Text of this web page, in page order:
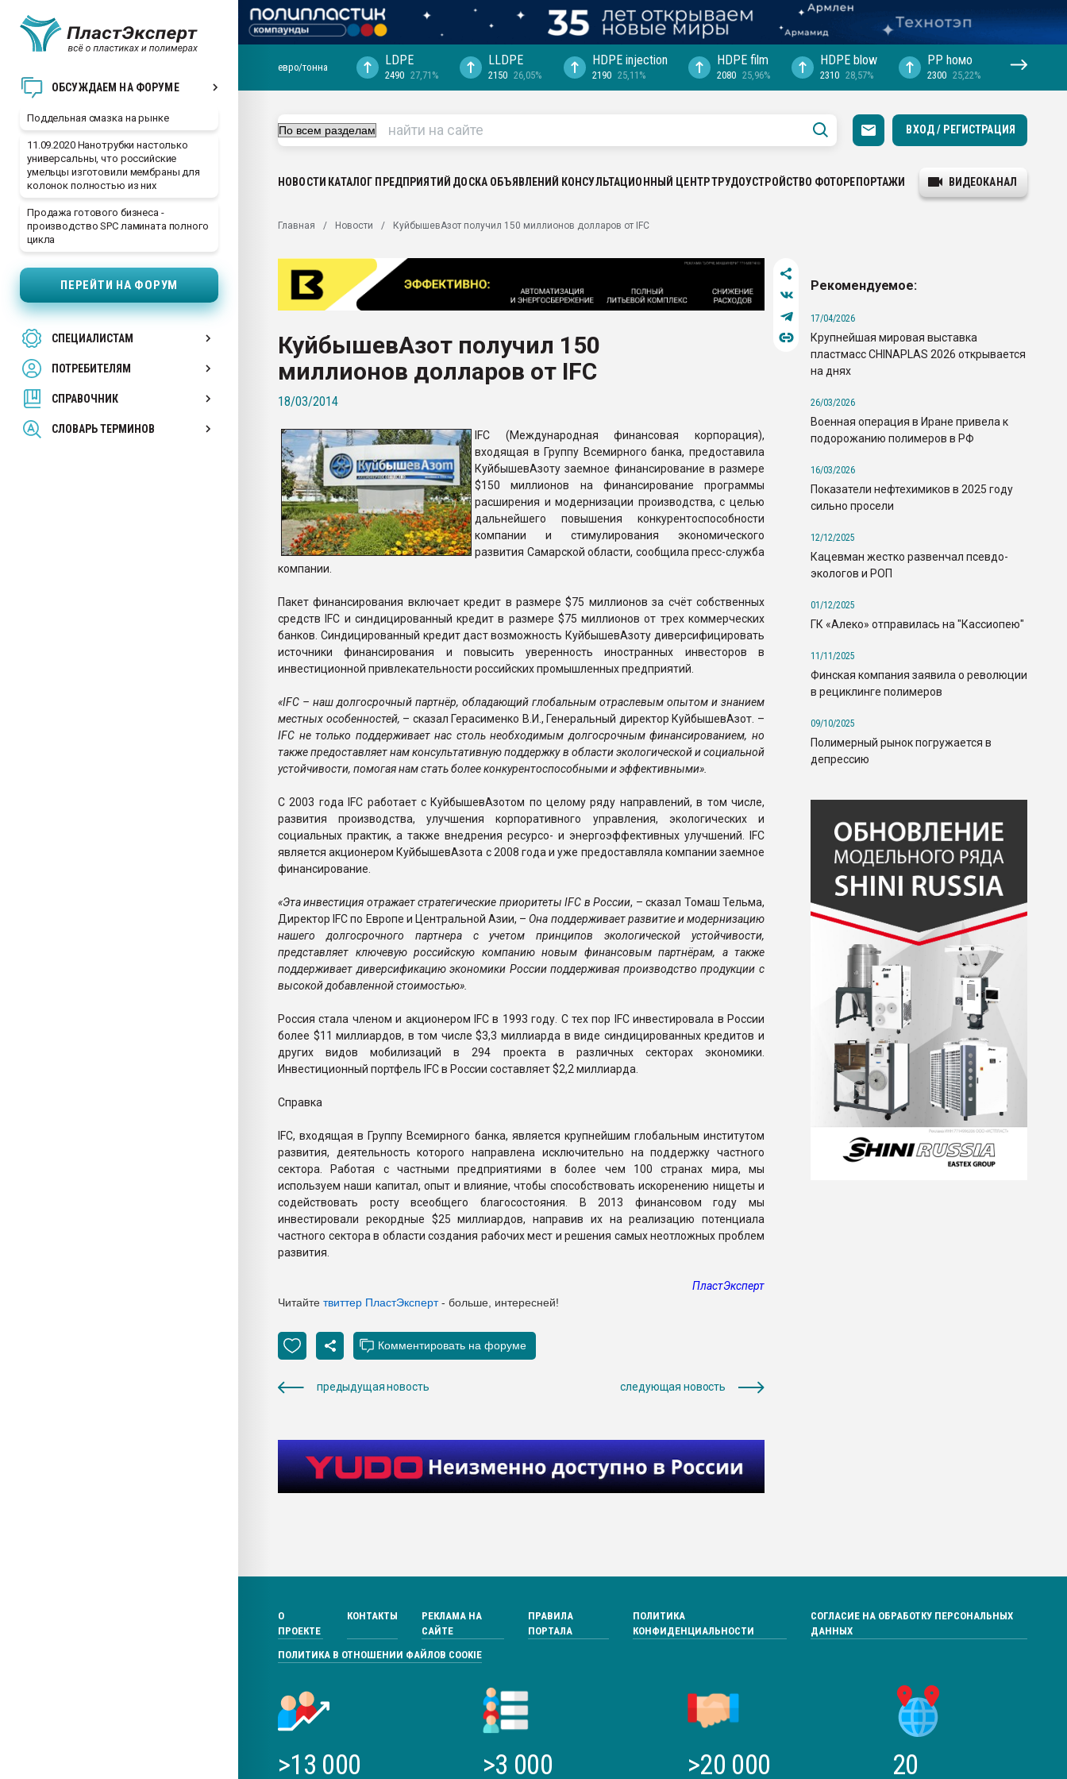
ОБСУЖДАЕМ НА ФОРУМЕ
Поддельная смазка на рынке
11.09.2020 Нанотрубки настолько
универсальны, что российские
умельцы изготовили мембраны для
колонок полностью из них
Продажа готового бизнеса -
производство SPC ламината полного
цикла
ПЕРЕЙТИ НА ФОРУМ
СПЕЦИАЛИСТАМ
ПОТРЕБИТЕЛЯМ
СПРАВОЧНИК
СЛОВАРЬ ТЕРМИНОВ
ближайшее подмосковье, с.-в.
Подмосковье, Москва
первый план в переработке
28.07.2026 "Технониколь" довольна
ситуацией на строительном рынке
Всё, что касается выдува ПЭТ
Материал поверхности пуансона для
Продам отходы Композиция
поликарбоната и АБС-пластика
Armaloy PC/ABS-1IM черный цвет
евро/тонна LDPE
2490 27,71%
LLDPE
2150 26,05%
HDPE injection
2190 25,11%
HDPE film
2080 25,96%
HDPE blow
2310 28,57%
PP hомо
2300 25,22%
ВХОД / РЕГИСТРАЦИЯ
НОВОСТИ КАТАЛОГ ПРЕДПРИЯТИЙ ДОСКА ОБЪЯВЛЕНИЙ КОНСУЛЬТАЦИОННЫЙ ЦЕНТРТРУДОУСТРОЙСТВО ФОТОРЕПОРТАЖИ ВИДЕОКАНАЛ
Главная Новости КуйбышевАзот получил 150 миллионов долларов от IFC
КуйбышевАзот получил 150
миллионов долларов от IFC
18/03/2014
IFC (Международная финансовая корпорация),
входящая в Группу Всемирного банка, предоставила
КуйбышевАзоту заемное финансирование в размере
$150 миллионов на финансирование программы
расширения и модернизации производства, с целью
дальнейшего повышения конкурентоспособности
компании и стимулирования экономического
развития Самарской области, сообщила пресс-служба
компании.
Пакет финансирования включает кредит в размере $75 миллионов за счёт собственных
средств IFC и синдицированный кредит в размере $75 миллионов от трех коммерческих
банков. Синдицированный кредит даст возможность КуйбышевАзоту диверсифицировать
источники финансирования и повысить уверенность иностранных инвесторов в
инвестиционной привлекательности российских промышленных предприятий.
«IFC – наш долгосрочный партнёр, обладающий глобальным отраслевым опытом и знанием
местных особенностей, – сказал Герасименко В.И., Генеральный директор КуйбышевАзот. –
IFC не только поддерживает нас столь необходимым долгосрочным финансированием, но
также предоставляет нам консультативную поддержку в области экологической и социальной
устойчивости, помогая нам стать более конкурентоспособными и эффективными».
С 2003 года IFC работает с КуйбышевАзотом по целому ряду направлений, в том числе,
развития производства, улучшения корпоративного управления, экологических и
социальных практик, а также внедрения ресурсо- и энергоэффективных улучшений. IFC
является акционером КуйбышевАзота с 2008 года и уже предоставляла компании заемное
финансирование.
«Эта инвестиция отражает стратегические приоритеты IFC в России, – сказал Томаш Тельма,
Директор IFC по Европе и Центральной Азии, –Она поддерживает развитие и модернизацию
нашего долгосрочного партнера с учетом принципов экологической устойчивости,
представляет ключевую российскую компанию новым финансовым партнёрам, а также
поддерживает диверсификацию экономики России поддерживая производство продукции с
высокой добавленной стоимостью».
Россия стала членом и акционером IFC в 1993 году. С тех пор IFC инвестировала в России
более $11 миллиардов, в том числе $3,3 миллиарда в виде синдицированных кредитов и
других видов мобилизаций в 294 проекта в различных секторах экономики.
Инвестиционный портфель IFC в России составляет $2,2 миллиарда.
Справка
IFC, входящая в Группу Всемирного банка, является крупнейшим глобальным институтом
развития, деятельность которого направлена исключительно на поддержку частного
сектора. Работая с частными предприятиями в более чем 100 странах мира, мы
используем наши капитал, опыт и влияние, чтобы способствовать искоренению нищеты и
содействовать росту всеобщего благосостояния. В 2013 финансовом году мы
инвестировали рекордные $25 миллиардов, направив их на реализацию потенциала
частного сектора в области создания рабочих мест и решения самых неотложных проблем
развития.
ПластЭксперт
Читайте твиттер ПластЭксперт- больше, интересней!
предыдущая новость следующая новость
Рекомендуемое:
17/04/2026
Крупнейшая мировая выставка
пластмасс CHINAPLAS 2026 открывается
на днях
26/03/2026
Военная операция в Иране привела к
подорожанию полимеров в РФ
16/03/2026
Показатели нефтехимиков в 2025 году
сильно просели
12/12/2025
Кацевман жестко развенчал псевдо-
экологов и РОП
01/12/2025
ГК «Алеко» отправилась на "Кассиопею"
11/11/2025
Финская компания заявила о революции
в рециклинге полимеров
09/10/2025
Полимерный рынок погружается в
депрессию
О
ПРОЕКТЕ
КОНТАКТЫ
РЕКЛАМА НА
САЙТЕ
ПРАВИЛА
ПОРТАЛА
ПОЛИТИКА
КОНФИДЕНЦИАЛЬНОСТИ
СОГЛАСИЕ НА ОБРАБОТКУ ПЕРСОНАЛЬНЫХ
ДАННЫХ
ПОЛИТИКА В ОТНОШЕНИИ ФАЙЛОВ COOKIE
>13 000 >3 000 >20 000 20